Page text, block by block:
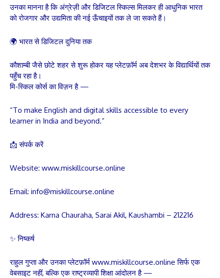
उनका मानना है कि अंग्रेज़ी और डिजिटल स्किल्स मिलकर ही आधुनिक भारत
को रोजगार और उद्यमिता की नई ऊँचाइयों तक ले जा सकते हैं।
🌍 भारत से डिजिटल दुनिया तक
कौशाम्बी जैसे छोटे शहर से शुरू होकर यह प्लेटफ़ॉर्म अब देशभर के विद्यार्थियों तक
पहुँच रहा है।
मि-स्किल कोर्स का विज़न है —
“To make English and digital skills accessible to every
learner in India and beyond.”
📩 संपर्क करें
Website: www.miskillcourse.online
Email: info@miskillcourse.online
Address: Karna Chauraha, Sarai Akil, Kaushambi – 212216
✨ निष्कर्ष
राहुल गुप्ता और उनका प्लेटफ़ॉर्म www.miskillcourse.online सिर्फ एक
वेबसाइट नहीं, बल्कि एक राष्ट्रव्यापी शिक्षा आंदोलन है —